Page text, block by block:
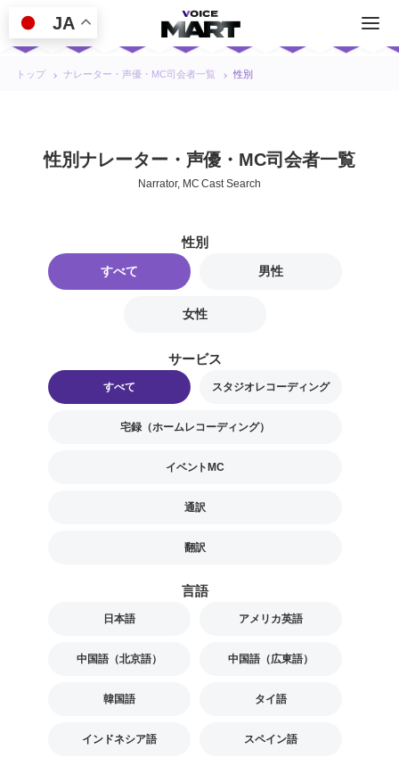
トップ ナレーター・声優・MC司会者一覧 性別
性別ナレーター・声優・MC司会者一覧
Narrator, MC Cast Search
性別
すべて 男性
女性
サービス
すべて スタジオレコーディング
宅録（ホームレコーディング）
イベントMC
通訳
翻訳
言語
日本語 アメリカ英語
中国語（北京語） 中国語（広東語）
韓国語 タイ語
インドネシア語 スペイン語
JA